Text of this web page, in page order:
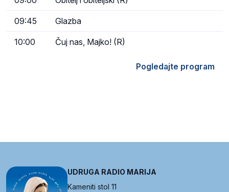
09:45 Glazba
10:00 Čuj nas, Majko! (R)
Pogledajte program
UDRUGA RADIO MARIJA
Kameniti stol 11